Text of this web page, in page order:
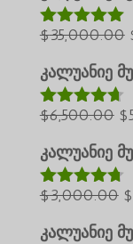
შეფასებულ
დან
$35,000.00
კალუანიე
შეფასებუ
5-დან
$6,500.00 $
კალუანიე
შეფასებუ
5-დან
$3,000.00 $
კალუანიე